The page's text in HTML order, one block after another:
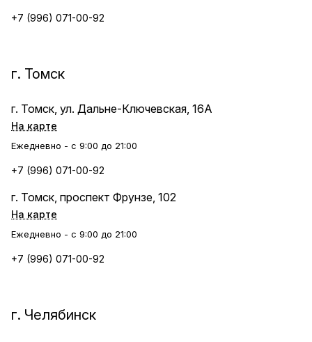
+7 (996) 071-00-92
г. Томск
г. Томск, ул. Дальне-Ключевская, 16А
На карте
Ежедневно - с 9:00 до 21:00
+7 (996) 071-00-92
г. Томск, проспект Фрунзе, 102
На карте
Ежедневно - с 9:00 до 21:00
+7 (996) 071-00-92
г. Челябинск